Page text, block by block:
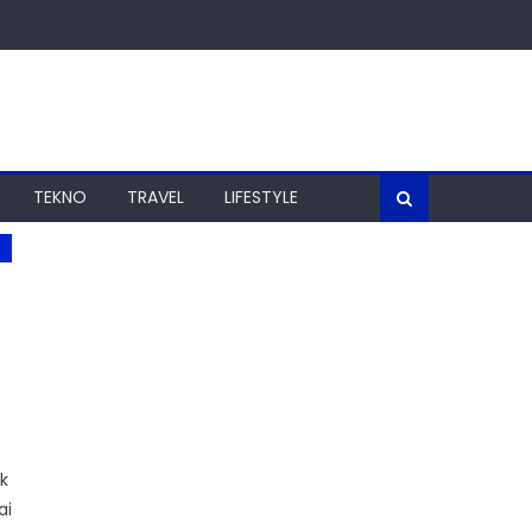
TEKNO TRAVEL LIFESTYLE